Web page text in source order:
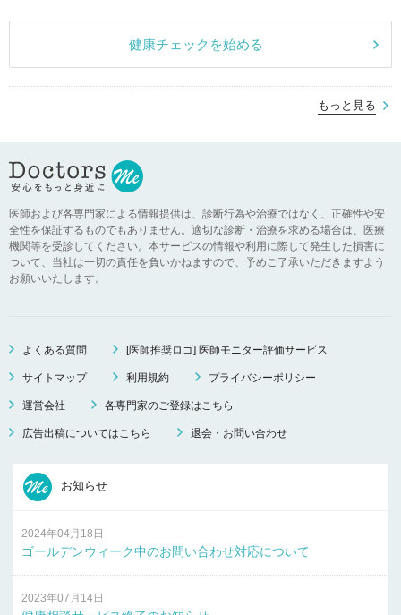
健康チェックを始める
もっと見る
医師および各専門家による情報提供は、診断行為や治療ではなく、正確性や安
全性を保証するものでもありません。適切な診断・治療を求める場合は、医療
機関等を受診してください。本サービスの情報や利用に際して発生した損害に
ついて、当社は一切の責任を負いかねますので、予めご了承いただきますよう
お願いいたします。
よくある質問 [医師推奨ロゴ] 医師モニター評価サービス
サイトマップ 利用規約 プライバシーポリシー
運営会社 各専門家のご登録はこちら
広告出稿についてはこちら 退会・お問い合わせ
お知らせ
2024年04月18日
ゴールデンウィーク中のお問い合わせ対応について
2023年07月14日